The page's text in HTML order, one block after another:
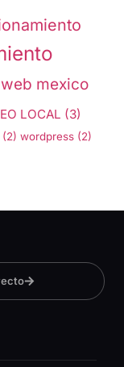
mexico
LOCAL (3)
(2) wordpress (2)